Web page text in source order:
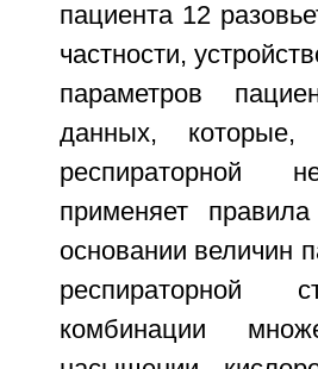
пациента 12
частности,
параметров
данных,
респираторной
применяет
основании величин
респираторной
комбинации